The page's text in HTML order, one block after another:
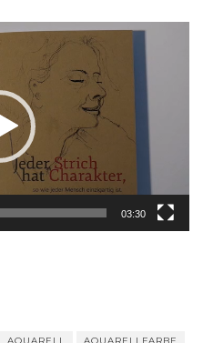
03:30
AQUARELL AQUARELLFARBE